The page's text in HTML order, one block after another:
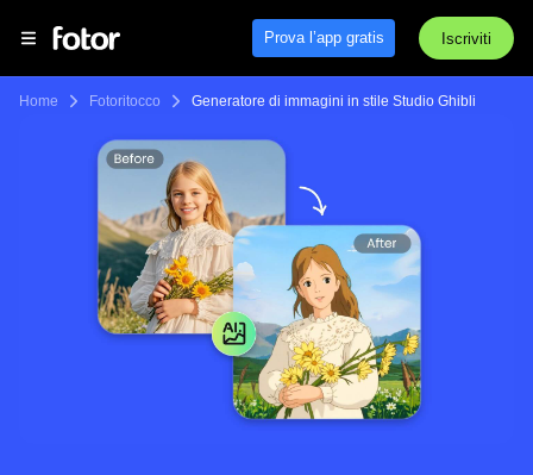
Prova l’app gratis Iscriviti
Home Fotoritocco Generatore di immagini in stile Studio Ghibli